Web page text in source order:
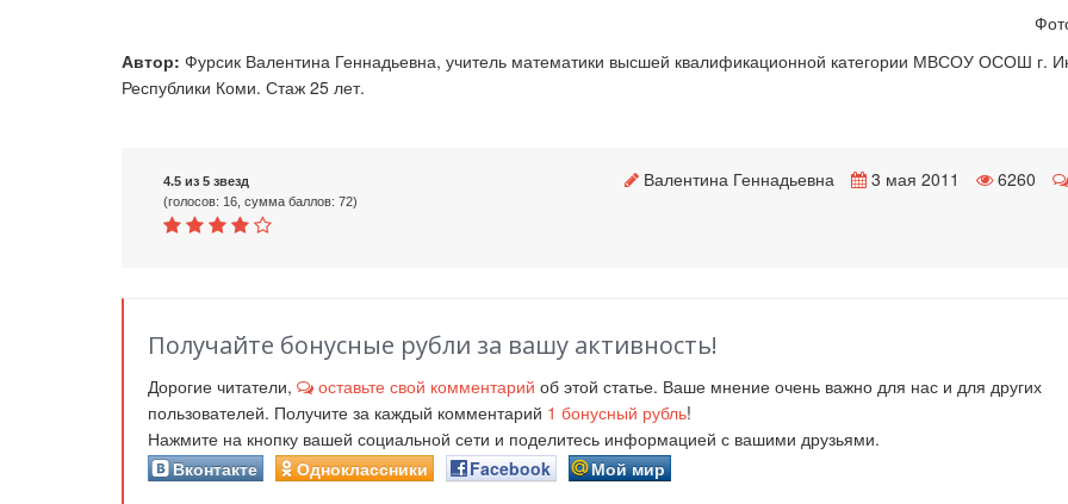
Автор: Фурсик Валентина Геннадьевна, учитель математики высшей квалификационной категории МВСОУ ОСОШ г.
Республики Коми. Стаж 25 лет.
4.5 из 5 звезд
(голосов: 16, сумма баллов: 72)
Валентина Геннадьевна 3 мая 2011 6260
Получайте бонусные рубли за вашу активность!
Дорогие читатели, оставьте свой комментарий об этой статье. Ваше мнение очень важно для нас и для других
пользователей. Получите за каждый комментарий 1 бонусный рубль!
Нажмите на кнопку вашей социальной сети и поделитесь информацией с вашими друзьями.
Вконтакте
Одноклассники Facebook Мой мир